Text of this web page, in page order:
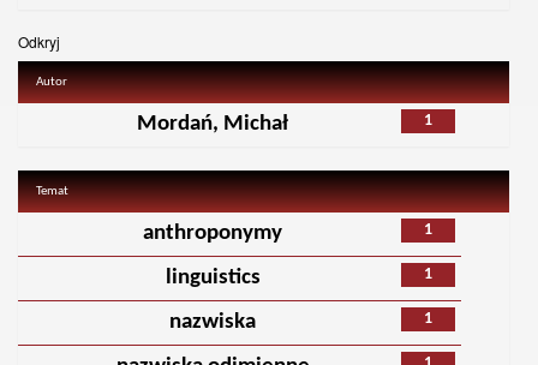
Odkryj
Autor
1
Mordań, Michał
Temat
1
anthroponymy
1
linguistics
1
nazwiska